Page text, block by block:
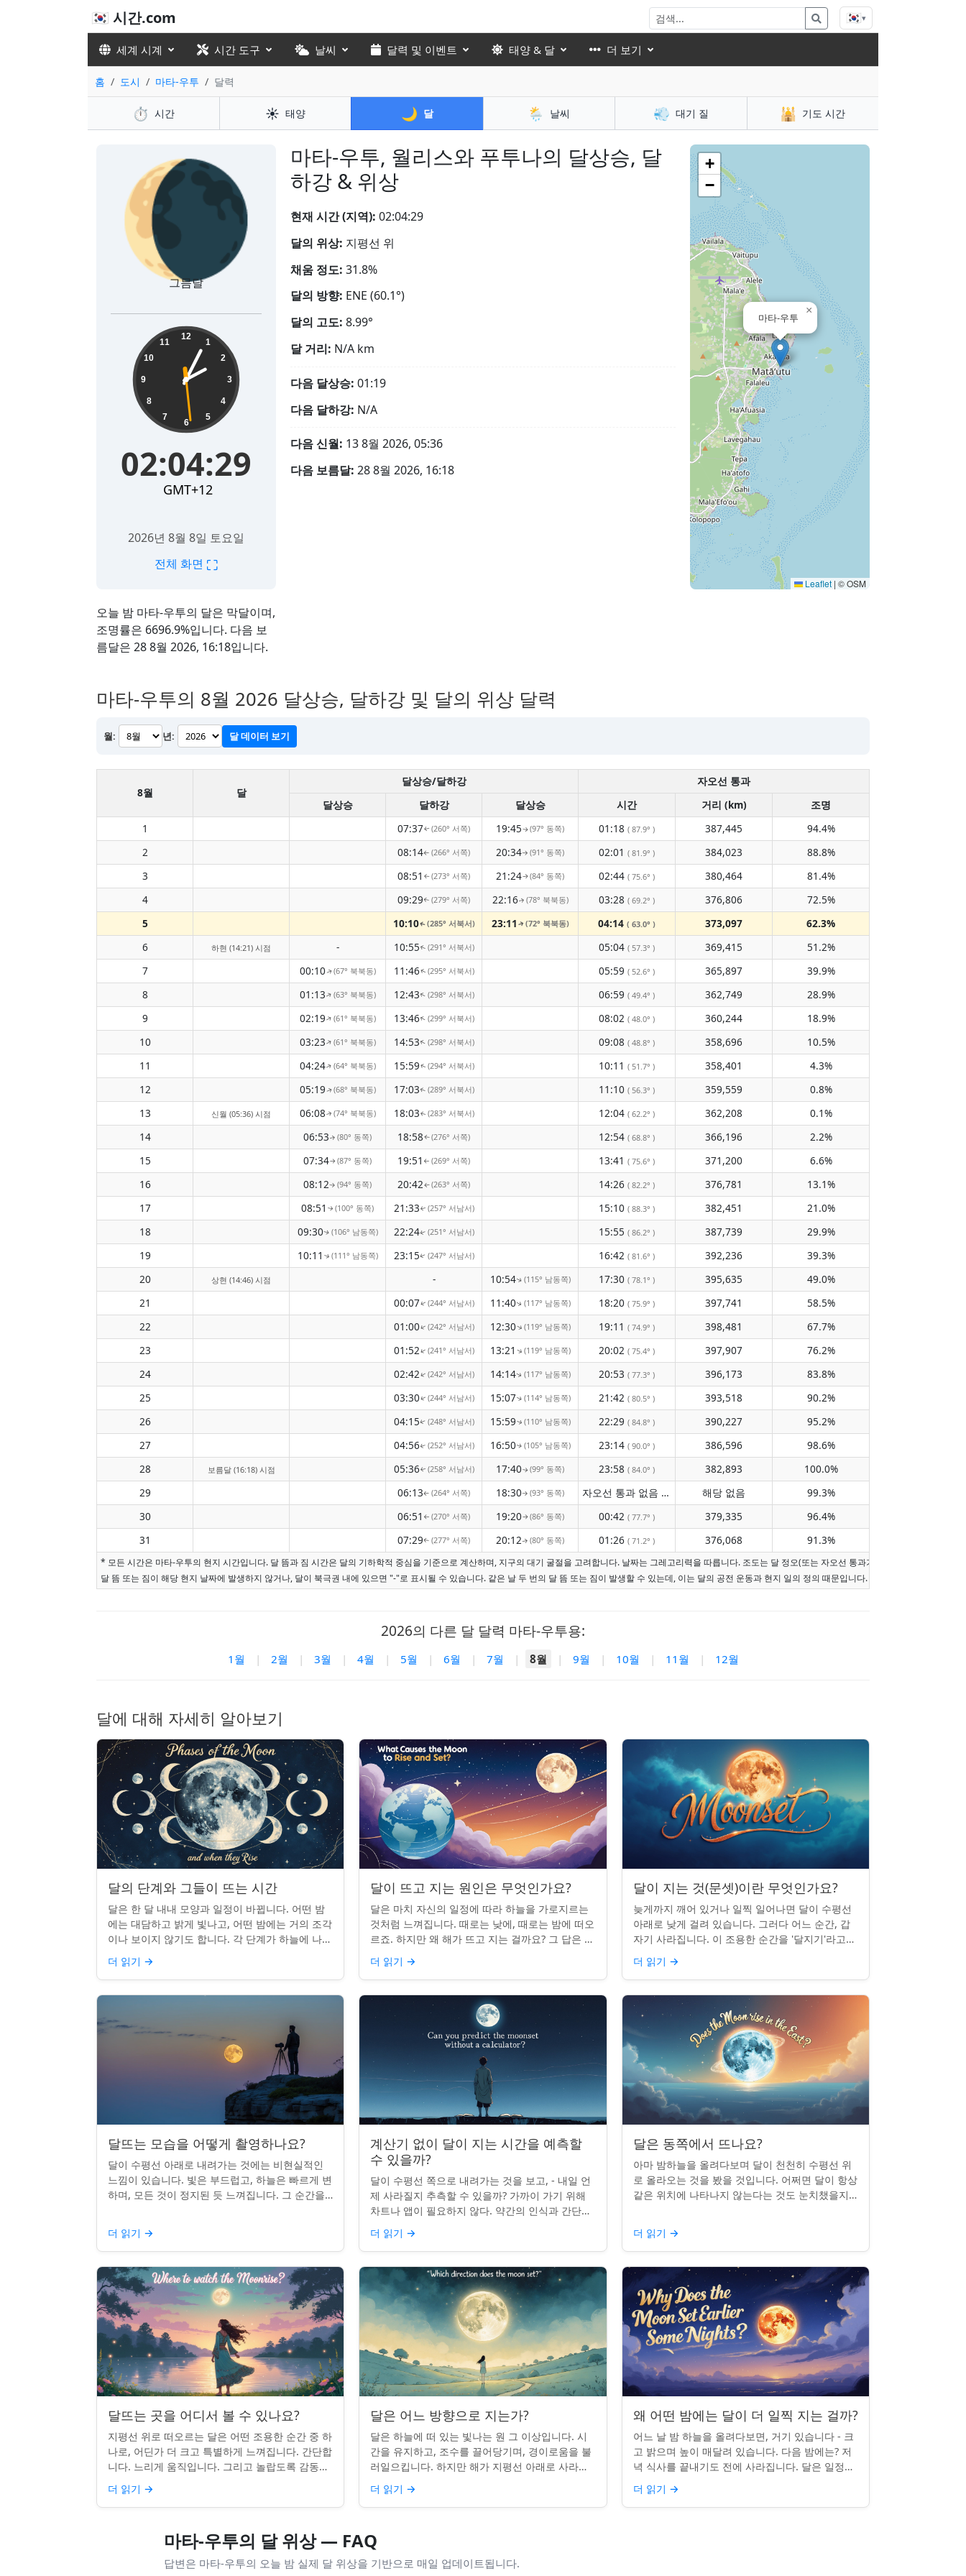
🇰🇷 시간.com 🇰🇷▾
세계 시계 시간 도구 날씨 달력 및 이벤트 태양 & 달 더 보기
홈 도시 마타-우투 달력
⏱️ 시간 ☀️ 태양 🌙 달 🌦️ 날씨 💨 대기 질 🕌 기도 시간
마타-우투, 월리스와 푸투나의 달상승, 달
하강 & 위상
오늘 밤 마타-우투의 달은 막달이며,
조명률은 6696.9%입니다. 다음 보
름달은 28 8월 2026, 16:18입니다.
🌘
그믐달
02:04:31 12
1
2
3
4
5
6
7
8
9
10
11
02:04:31
GMT+12
2026년 8월 8일 토요일
전체 화면 ⛶
현재 시간 (지역): 02:04:31
달의 위상: 지평선 위
채움 정도: 31.8%
달의 방향: ENE (60.1°)
달의 고도: 8.99°
달 거리: N/A km
다음 달상승: 01:19
다음 달하강: N/A
다음 신월: 13 8월 2026, 05:36
다음 보름달: 28 8월 2026, 16:18
마타-우투
×
+
−
Leaflet | © OSM
마타-우투의 8월 2026 달상승, 달하강 및 달의 위상 달력
월: 년: 달 데이터 보기
8월 달
달상승/달하강
자오선 통과
달상승
달하강 달상승 시간 거리 (km)
조명
1
07:37↑(260° 서쪽) 19:45↑(97° 동쪽) 01:18 ( 87.9° ) 387,445
94.4%
2
08:14↑(266° 서쪽) 20:34↑(91° 동쪽) 02:01 ( 81.9° ) 384,023
88.8%
3
08:51 ↑(273° 서쪽) 21:24↑(84° 동쪽) 02:44 ( 75.6° ) 380,464
81.4%
4
09:29↑(279° 서쪽) 22:16↑(78° 북북동) 03:28 ( 69.2° ) 376,806
72.5%
5
10:10↑(285° 서북서) 23:11 ↑(72° 북북동) 04:14 ( 63.0° ) 373,097
62.3%
6
하현 (14:21) 시점 - 10:55↑(291° 서북서) 05:04 ( 57.3° ) 369,415
51.2%
7
00:10↑(67° 북북동) 11:46↑(295° 서북서) 05:59 ( 52.6° ) 365,897
39.9%
8
01:13↑(63° 북북동) 12:43↑(298° 서북서) 06:59 ( 49.4° ) 362,749
28.9%
9
02:19↑(61° 북북동) 13:46↑(299° 서북서) 08:02 ( 48.0° ) 360,244
18.9%
10
03:23↑(61° 북북동) 14:53↑(298° 서북서) 09:08 ( 48.8° ) 358,696
10.5%
11
04:24↑(64° 북북동) 15:59↑(294° 서북서) 10:11 ( 51.7° ) 358,401
4.3%
12
05:19↑(68° 북북동) 17:03↑(289° 서북서) 11:10 ( 56.3° ) 359,559
0.8%
13
신월 (05:36) 시점 06:08↑(74° 북북동) 18:03↑(283° 서북서) 12:04 ( 62.2° ) 362,208
0.1%
14
06:53↑(80° 동쪽) 18:58↑(276° 서쪽) 12:54 ( 68.8° ) 366,196
2.2%
15
07:34↑(87° 동쪽) 19:51 ↑(269° 서쪽) 13:41 ( 75.6° ) 371,200
6.6%
16
08:12↑(94° 동쪽) 20:42↑(263° 서쪽) 14:26 ( 82.2° ) 376,781
13.1%
17
08:51 ↑(100° 동쪽) 21:33↑(257° 서남서) 15:10 ( 88.3° ) 382,451
21.0%
18
09:30↑(106° 남동쪽) 22:24↑(251° 서남서) 15:55 ( 86.2° ) 387,739
29.9%
19
10:11 ↑(111° 남동쪽) 23:15↑(247° 서남서) 16:42 ( 81.6° ) 392,236
39.3%
20
상현 (14:46) 시점 - 10:54↑(115° 남동쪽) 17:30 ( 78.1° ) 395,635
49.0%
21
00:07↑(244° 서남서) 11:40↑(117° 남동쪽) 18:20 ( 75.9° ) 397,741
58.5%
22
01:00↑(242° 서남서) 12:30↑(119° 남동쪽) 19:11 ( 74.9° ) 398,481
67.7%
23
01:52↑(241° 서남서) 13:21 ↑(119° 남동쪽) 20:02 ( 75.4° ) 397,907
76.2%
24
02:42↑(242° 서남서) 14:14↑(117° 남동쪽) 20:53 ( 77.3° ) 396,173
83.8%
25
03:30↑(244° 서남서) 15:07↑(114° 남동쪽) 21:42 ( 80.5° ) 393,518
90.2%
26
04:15↑(248° 서남서) 15:59↑(110° 남동쪽) 22:29 ( 84.8° ) 390,227
95.2%
27
04:56↑(252° 서남서) 16:50↑(105° 남동쪽) 23:14 ( 90.0° ) 386,596
98.6%
28
보름달 (16:18) 시점 05:36↑(258° 서남서) 17:40↑(99° 동쪽) 23:58 ( 84.0° ) 382,893
100.0%
29
06:13↑(264° 서쪽) 18:30↑(93° 동쪽) 자오선 통과 없음
( 해당 없음 )해당 없음
99.3%
30
06:51 ↑ (270° 서쪽) 19:20↑(86° 동쪽) 00:42 ( 77.7° ) 379,335
96.4%
31
07:29↑(277° 서쪽) 20:12↑(80° 동쪽) 01:26 ( 71.2° ) 376,068 91.3%
* 모든 시간은 마타-우투의 현지 시간입니다. 달 뜸과 짐 시간은 달의 기하학적 중심을 기준으로 계산하며, 지구의 대기 굴절을 고려합니다. 날짜는 그레고리력을 따릅니다. 조도는 달 정오(또는 자오선 통과가 오늘이 아니면 현지 정
달 뜸 또는 짐이 해당 현지 날짜에 발생하지 않거나, 달이 북극권 내에 있으면 "-"로 표시될 수 있습니다. 같은 날 두 번의 달 뜸 또는 짐이 발생할 수 있는데, 이는 달의 공전 운동과 현지 일의 정의 때문입니다.
2026의 다른 달 달력 마타-우투용:
1월 | 2월 | 3월 | 4월 | 5월 | 6월 | 7월 | 8월 | 9월 | 10월 | 11월 | 12월
달에 대해 자세히 알아보기
달의 단계와 그들이 뜨는 시간
달은 한 달 내내 모양과 일정이 바뀝니다. 어떤 밤
에는 대담하고 밝게 빛나고, 어떤 밤에는 거의 조각
이나 보이지 않기도 합니다. 각 단계가 하늘에 나타
나는 시기를 궁금해한 적이 있다면, 혼자가 아닙니
다. 사실 그 타...
더 읽기 →
달이 뜨고 지는 원인은 무엇인가요?
달은 마치 자신의 일정에 따라 하늘을 가로지르는
것처럼 느껴집니다. 때로는 낮에, 때로는 밤에 떠오
르죠. 하지만 왜 해가 뜨고 지는 걸까요? 그 답은 단
순히 달에 관한 것이 아니라 우리에 관한 것입니다.
핵심 통찰:...
더 읽기 →
달이 지는 것(문셋)이란 무엇인가요?
늦게까지 깨어 있거나 일찍 일어나면 달이 수평선
아래로 낮게 걸려 있습니다. 그러다 어느 순간, 갑
자기 사라집니다. 이 조용한 순간을 '달지기'라고
부릅니다. 매일 일어나지만 대부분의 사람들은 놓
치곤 합니다. 핵심 ...
더 읽기 →
달뜨는 모습을 어떻게 촬영하나요?
달이 수평선 아래로 내려가는 것에는 비현실적인
느낌이 있습니다. 빛은 부드럽고, 하늘은 빠르게 변
하며, 모든 것이 정지된 듯 느껴집니다. 그 순간을
더 읽기 →
계산기 없이 달이 지는 시간을 예측할
수 있을까?
달이 수평선 쪽으로 내려가는 것을 보고, - 내일 언
제 사라질지 추측할 수 있을까? 가까이 가기 위해
차트나 앱이 필요하지 않다. 약간의 인식과 간단한
요령만 있으면 된다. 주요 통찰력: 오늘의 달 뜨는
시간을 알고...
더 읽기 →
달은 동쪽에서 뜨나요?
아마 밤하늘을 올려다보며 달이 천천히 수평선 위
로 올라오는 것을 봤을 것입니다. 어쩌면 달이 항상
같은 위치에 나타나지 않는다는 것도 눈치챘을지
더 읽기 →
달뜨는 곳을 어디서 볼 수 있나요?
지평선 위로 떠오르는 달은 어떤 조용한 순간 중 하
나로, 어딘가 더 크고 특별하게 느껴집니다. 간단합
니다. 느리게 움직입니다. 그리고 놀랍도록 감동적
입니다. 하지만 어디를 봐야 할지 모르면 잡기 쉽지
않을 수 있습니...
더 읽기 →
달은 어느 방향으로 지는가?
달은 하늘에 떠 있는 빛나는 원 그 이상입니다. 시
간을 유지하고, 조수를 끌어당기며, 경이로움을 불
러일으킵니다. 하지만 해가 지평선 아래로 사라질
때, 당신은 한 번쯤 멈춰서 물어본 적이 있나요: 그
곳은 어디일까? ...
더 읽기 →
왜 어떤 밤에는 달이 더 일찍 지는 걸까?
어느 날 밤 하늘을 올려다보면, 거기 있습니다 - 크
고 밝으며 높이 매달려 있습니다. 다음 밤에는? 저
녁 식사를 끝내기도 전에 사라집니다. 달은 일정한
취침 시간을 지키지 않으며, 그럴 만한 좋은 이유가
있습니다. ...
더 읽기 →
마타-우투의 달 위상 — FAQ
답변은 마타-우투의 오늘 밤 실제 달 위상을 기반으로 매일 업데이트됩니다.